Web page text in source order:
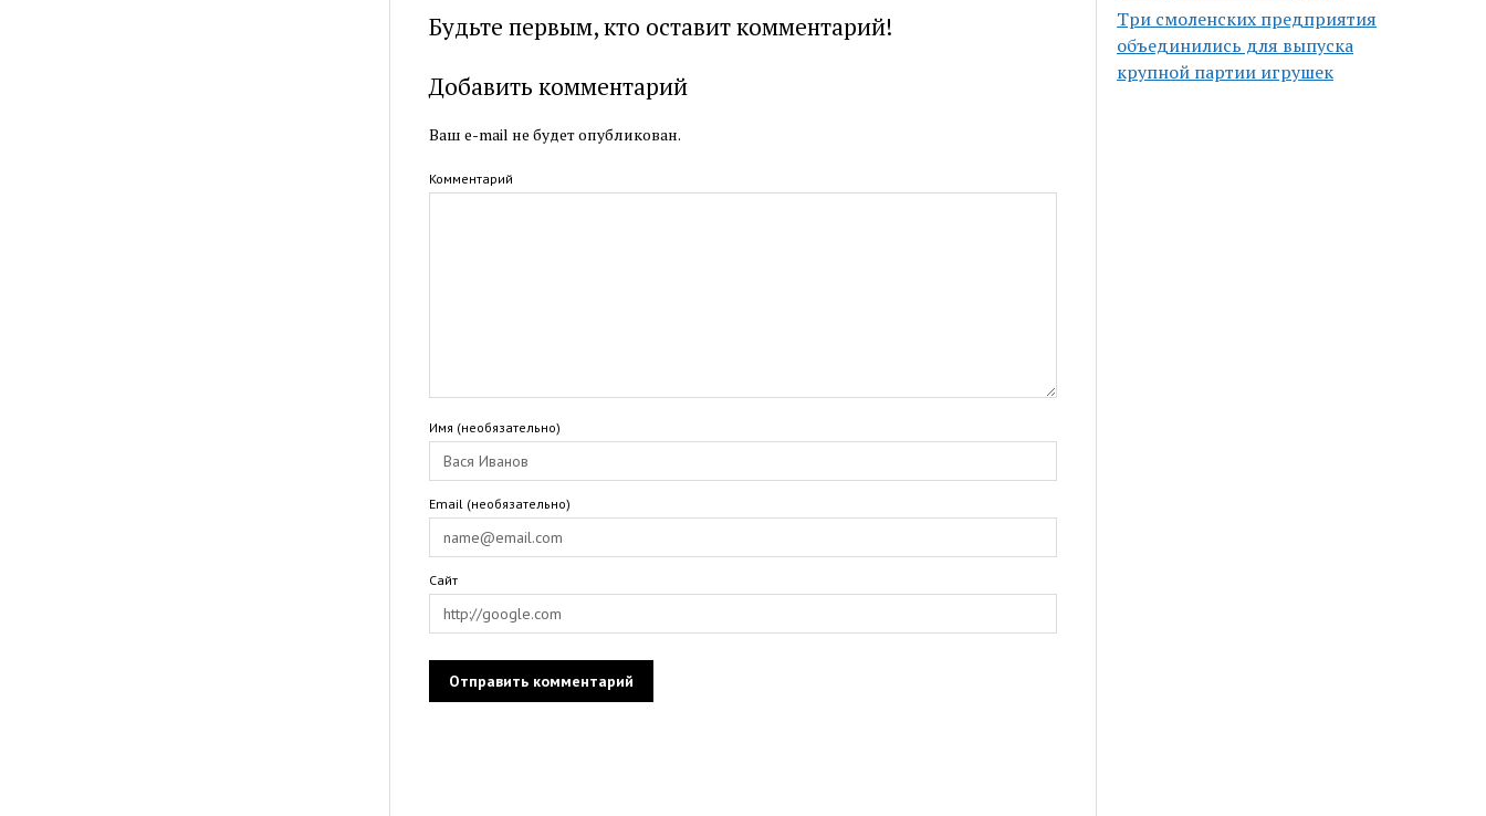
Будьте первым, кто оставит комментарий!
Добавить комментарий
Ваш e-mail не будет опубликован.
Комментарий
Имя (необязательно)
Email (необязательно)
Сайт
Три смоленских предприятия
объединились для выпуска
крупной партии игрушек